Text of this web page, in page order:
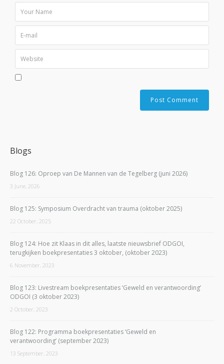
Blogs
Blog 126: Oproep van De Mannen van de Tegelberg (juni 2026)
3 June, 2026
Blog 125: Symposium Overdracht van trauma (oktober 2025)
22 October, 2025
Blog 124: Hoe zit Klaas in dit alles, laatste nieuwsbrief ODGOI,
terugkijken boekpresentaties 3 oktober, (oktober 2023)
6 November, 2023
Blog 123: Livestream boekpresentaties ‘Geweld en verantwoording’
ODGOI (3 oktober 2023)
2 October, 2023
Blog 122: Programma boekpresentaties ‘Geweld en
verantwoording’ (september 2023)
13 September, 2023